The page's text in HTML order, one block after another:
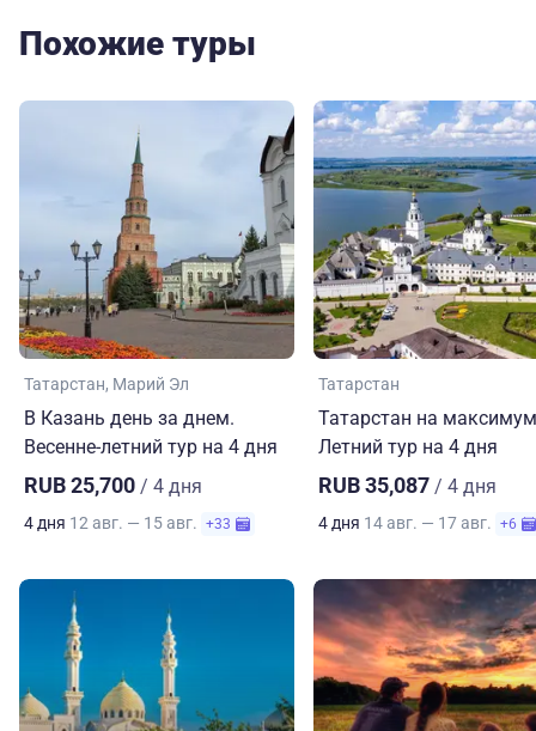
Похожие туры
Татарстан Марий Эл
В Казань день за днем.
Весенне-летний тур на 4 дня
RUB 25,700 / 4 дня
4 дня 12 авг. — 15 авг. +33
Татарстан
Татарстан на
Летний тур на 4 дня
RUB 35,087 / 4 дня
4 дня 14 авг. — 17 авг. +6